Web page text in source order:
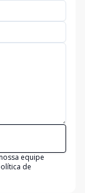
equipe
de